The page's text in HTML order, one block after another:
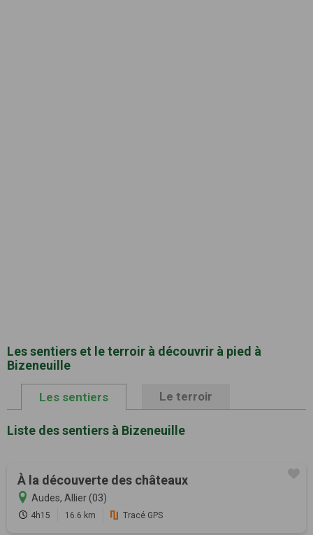
Les sentiers et le terroir à découvrir à pied à
Bizeneuille
Les sentiers Le terroir
Liste des sentiers à Bizeneuille
À la découverte des châteaux
Audes, Allier (03)
4h15 16.6 km Tracé GPS